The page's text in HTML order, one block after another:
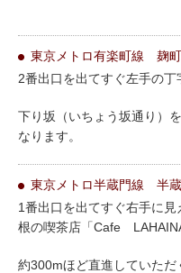
東京メトロ有楽町線 麹
2番出口を出てすぐ左手の丁
下り坂（いちょう坂通り）
なります。
東京メトロ半蔵門線 半
1番出口を出てすぐ右手に
根の喫茶店「Cafe
約300mほど直進していた